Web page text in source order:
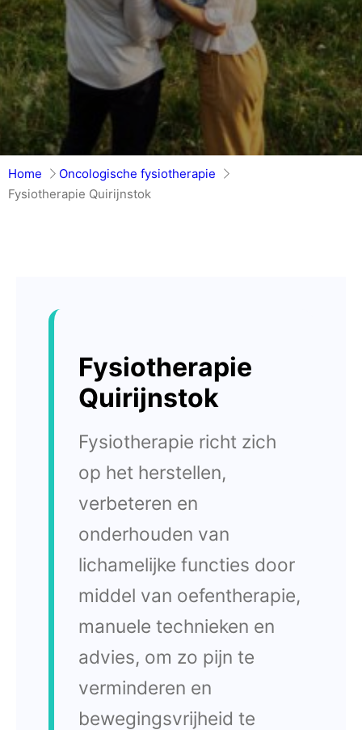
Home
Oncologische fysiotherapie
Fysiotherapie Quirijnstok
Fysiotherapie
Quirijnstok
Fysiotherapie richt zich
op het herstellen,
verbeteren en
onderhouden van
lichamelijke functies door
middel van oefentherapie,
manuele technieken en
advies, om zo pijn te
verminderen en
bewegingsvrijheid te